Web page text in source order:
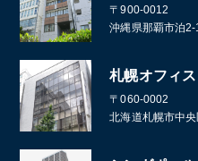
〒900-0012
沖縄県那覇市泊
札幌オフィス
〒060-0002
北海道札幌市中